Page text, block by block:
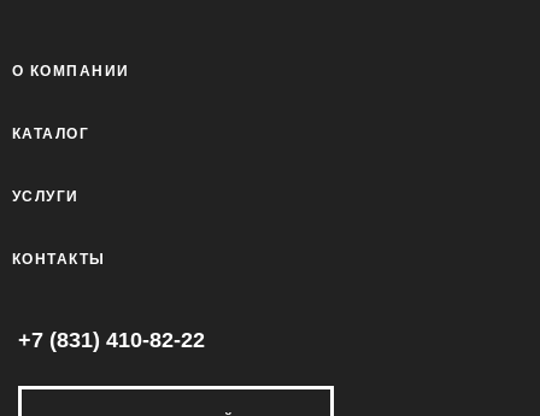
О КОМПАНИИ
КАТАЛОГ
УСЛУГИ
КОНТАКТЫ
+7 (831) 410-82-22